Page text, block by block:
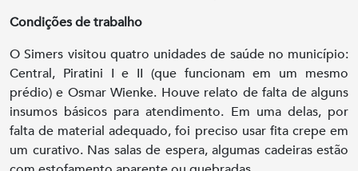
Condições de trabalho
O Simers visitou quatro unidades de saúde no município:
Central, Piratini I e II (que funcionam em um mesmo
prédio) e Osmar Wienke. Houve relato de falta de alguns
insumos básicos para atendimento. Em uma delas, por
falta de material adequado, foi preciso usar fita crepe em
um curativo. Nas salas de espera, algumas cadeiras estão